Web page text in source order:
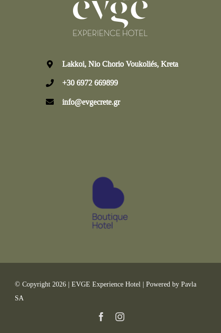
Lakkoi, Nio Chorio Voukoliés, Kreta
+30 6972 669899
info@evgecrete.gr
© Copyright 2026 | EVGE Experience Hotel | Powered by Pavla
SA